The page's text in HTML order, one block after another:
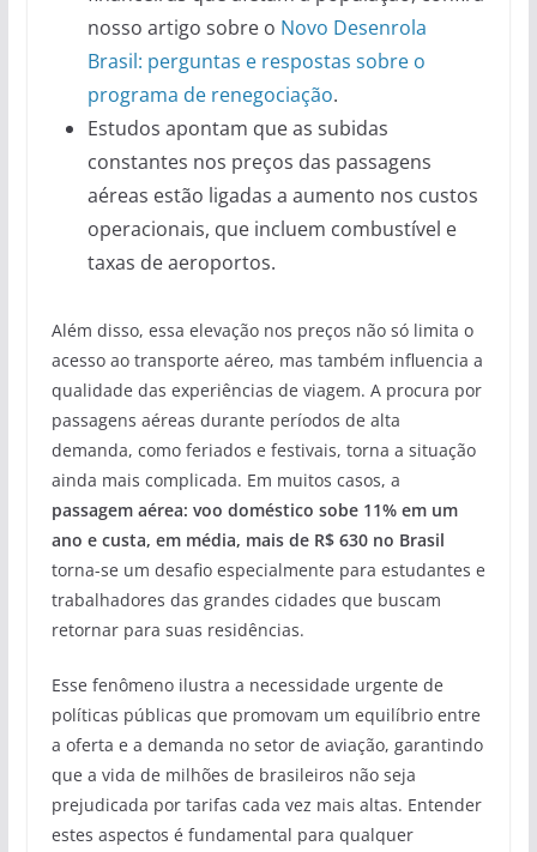
nosso artigo sobre o Novo Desenrola
Brasil: perguntas e respostas sobre o
programa de renegociação.
Estudos apontam que as subidas
constantes nos preços das passagens
aéreas estão ligadas a aumento nos custos
operacionais, que incluem combustível e
taxas de aeroportos.
Além disso, essa elevação nos preços não só limita o
acesso ao transporte aéreo, mas também influencia a
qualidade das experiências de viagem. A procura por
passagens aéreas durante períodos de alta
demanda, como feriados e festivais, torna a situação
ainda mais complicada. Em muitos casos, a
passagem aérea: voo doméstico sobe 11% em um
ano e custa, em média, mais de R$ 630 no Brasil
torna-se um desafio especialmente para estudantes e
trabalhadores das grandes cidades que buscam
retornar para suas residências.
Esse fenômeno ilustra a necessidade urgente de
políticas públicas que promovam um equilíbrio entre
a oferta e a demanda no setor de aviação, garantindo
que a vida de milhões de brasileiros não seja
prejudicada por tarifas cada vez mais altas. Entender
estes aspectos é fundamental para qualquer